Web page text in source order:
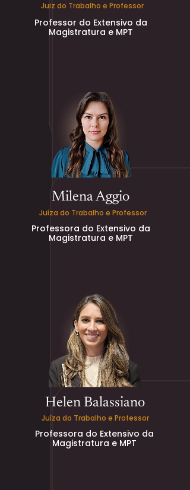
Professor do Extensivo da
Magistratura e MPT
Juiz do Trabalho e Professor
Professora do Extensivo da
Magistratura e MPT
Juíza do Trabalho e Professor
Milena Aggio
Professora do Extensivo da
Magistratura e MPT
Juíza do Trabalho e Professor
Helen Balassiano